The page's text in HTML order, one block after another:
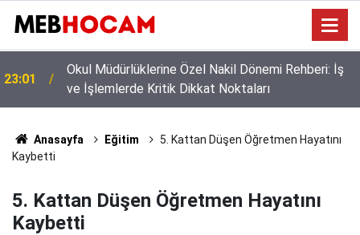
21:02
Norm Güncellemesi Başladı: O Branş
Öğretmenlerine Tayin Yolu Görünebilir
Anasayfa Eğitim
5. Kattan Düşen Öğretmen Hayatını
Kaybetti
5. Kattan Düşen Öğretmen Hayatını
Kaybetti